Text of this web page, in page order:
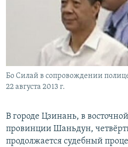
РАСПИСАНИЕ ВЕЩАНИЯ
ПОДПИШИТЕСЬ НА РАССЫЛКУ
СОЦИАЛЬНЫЕ СЕТИ
Все сайты РСЕ/РС
Бо Силай в сопровождении
22 августа 2013 г.
В городе Цзинань, в
провинции Шаньдун,
продолжается судебный